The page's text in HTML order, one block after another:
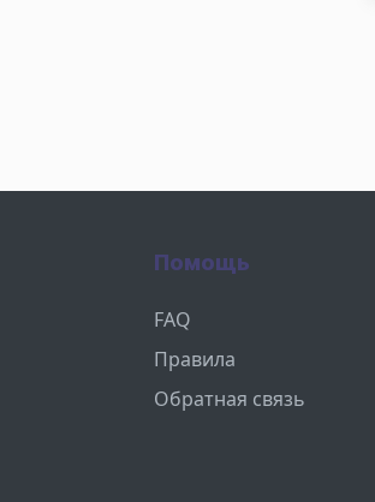
Помощь
FAQ
Правила
Обратная связь